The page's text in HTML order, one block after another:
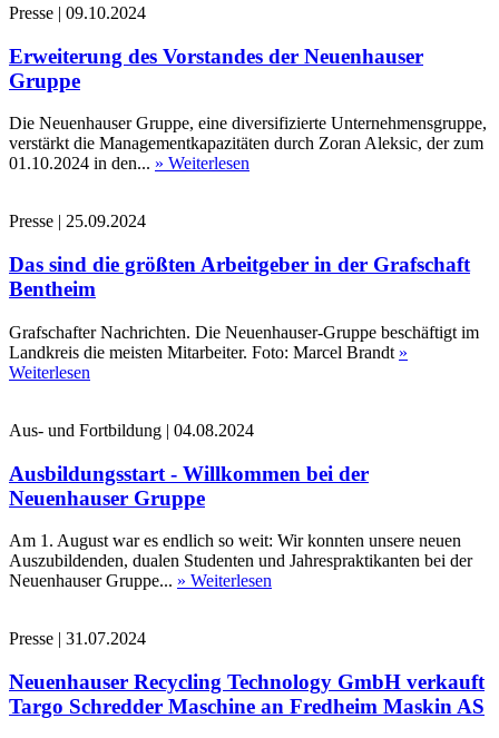
Presse | 09.10.2024
Erweiterung des Vorstandes der Neuenhauser
Gruppe
Die Neuenhauser Gruppe, eine diversifizierte Unternehmensgruppe,
verstärkt die Managementkapazitäten durch Zoran Aleksic, der zum
01.10.2024 in den... » Weiterlesen
Presse | 25.09.2024
Das sind die größten Arbeitgeber in der Grafschaft
Bentheim
Grafschafter Nachrichten. Die Neuenhauser-Gruppe beschäftigt im
Landkreis die meisten Mitarbeiter. Foto: Marcel Brandt »
Weiterlesen
Aus- und Fortbildung | 04.08.2024
Ausbildungsstart - Willkommen bei der
Neuenhauser Gruppe
Am 1. August war es endlich so weit: Wir konnten unsere neuen
Auszubildenden, dualen Studenten und Jahrespraktikanten bei der
Neuenhauser Gruppe... » Weiterlesen
Presse | 31.07.2024
Neuenhauser Recycling Technology GmbH verkauft
Targo Schredder Maschine an Fredheim Maskin AS